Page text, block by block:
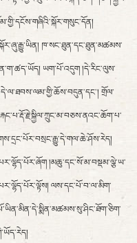
ཁ་སང་ཐུན་དང་ཐུན་མཚམས་
ཡག་པོ་འདུག །དེ་རིང་ལུས་
གྲོལ་
།མཆུ་དང་སོ་མ་བསྡམ་ལྕེ་ཡ་
ལས་དང་པོ་བ་ལ་མིག་